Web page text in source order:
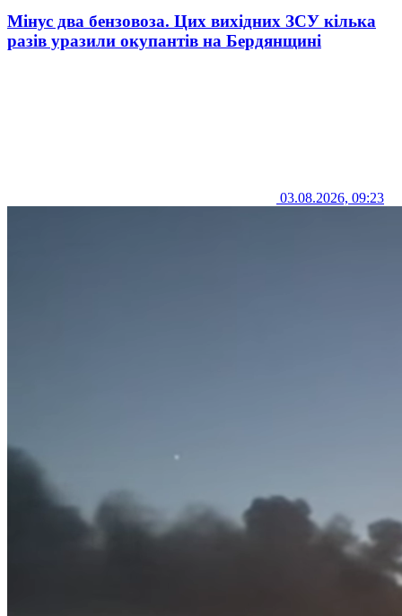
Мінус два бензовоза. Цих вихідних ЗСУ кілька
разів уразили окупантів на Бердянщині
03.08.2026, 09:23